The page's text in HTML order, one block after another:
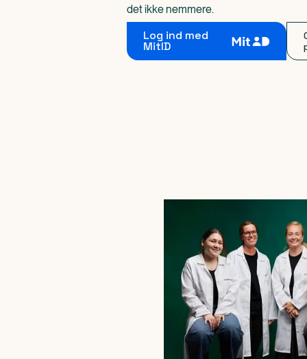
det ikke nemmere.
Log ind med
MitID